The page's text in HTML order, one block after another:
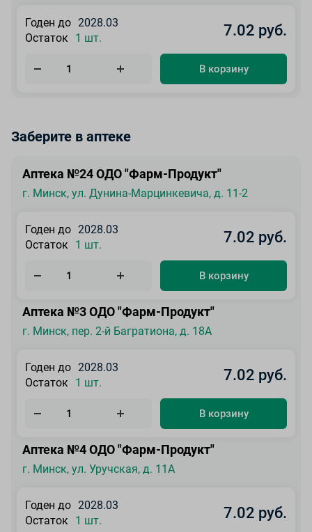
Годен до 2028.03
Остаток
1 шт. 7.02 руб.
В корзину
Заберите в аптеке
Аптека №24 ОДО "Фарм-Продукт"
г. Минск, ул. Дунина-Марцинкевича, д. 11-2
Годен до 2028.03
Остаток
1 шт. 7.02 руб.
В корзину
Аптека №3 ОДО "Фарм-Продукт"
г. Минск, пер. 2-й Багратиона, д. 18А
Годен до 2028.03
Остаток
1 шт. 7.02 руб.
В корзину
Аптека №4 ОДО "Фарм-Продукт"
г. Минск, ул. Уручская, д. 11А
Годен до 2028.03
Остаток
1 шт. 7.02 руб.